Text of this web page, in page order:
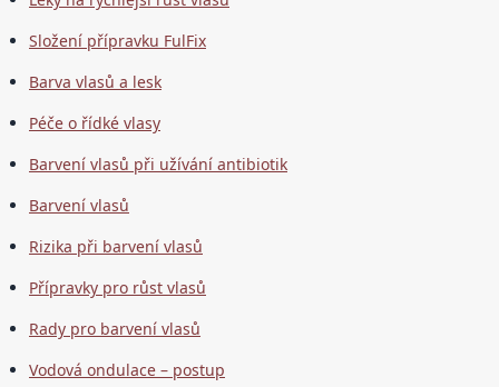
Složení přípravku FulFix
Barva vlasů a lesk
Péče o řídké vlasy
Barvení vlasů při užívání antibiotik
Barvení vlasů
Rizika při barvení vlasů
Přípravky pro růst vlasů
Rady pro barvení vlasů
Vodová ondulace – postup